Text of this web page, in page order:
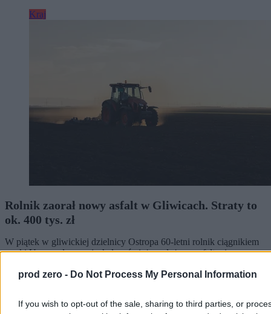
prod zero - Do Not Process My Personal Information
If you wish to opt-out of the sale, sharing to third parties, or
Kraj
Rolnik zaorał nowy asfalt w Gliwicach. Straty to
ok. 400 tys. zł
W piątek w gliwickiej dzielnicy Ostropa 60-letni rolnik ciągnikiem
marki Ursus celowo wjechał na świeżo położony asfalt, niszcząc
do niego. Policja zatrzymała go na gorącym uczynku. Straty